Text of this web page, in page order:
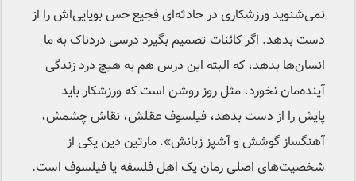
نمی‌شنوید ورزشکاری در حادثه‌ای فجیع حس بویایی‌اش را از
دست بدهد. اگر کائنات تصمیم بگیرد درسی دردناک به ما
انسان‌ها بدهد، که البته این درس هم به هیچ درد زندگی
آینده‌مان نخورد، مثل روز روشن است که ورزشکار باید
پایش را از دست بدهد، فیلسوف عقلش، نقاش چشمش،
آهنگساز گوشش و آشپز زبانش». مارتین دین یکی از
شخصیت‌های اصلی رمان یک اهل فلسفه یا فیلسوف است.